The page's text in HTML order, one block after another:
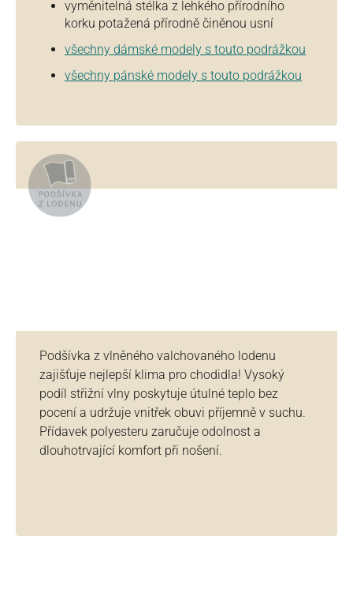
vyměnitelná stélka z lehkého přírodního
korku potažená přírodně činěnou usní
všechny dámské modely s touto podrážkou
všechny pánské modely s touto podrážkou
Podšívka z vlněného valchovaného lodenu
zajišťuje nejlepší klima pro chodidla! Vysoký
podíl střižní vlny poskytuje útulné teplo bez
pocení a udržuje vnitřek obuvi příjemně v suchu.
Přídavek polyesteru zaručuje odolnost a
dlouhotrvající komfort při nošení.